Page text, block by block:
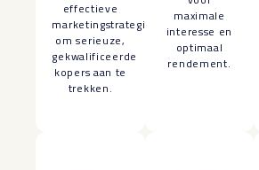
effectieve
marketingstrategieën
om serieuze,
gekwalificeerde
kopers aan te
trekken.
maximale
interesse en
optimaal
rendement.